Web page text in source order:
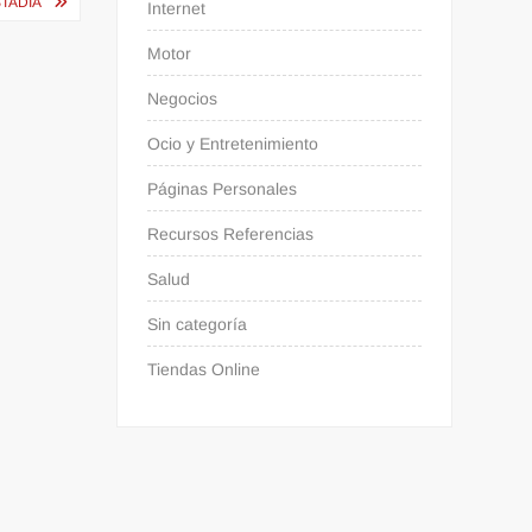
Internet
Motor
Negocios
Ocio y Entretenimiento
Páginas Personales
Recursos Referencias
Salud
Sin categoría
Tiendas Online